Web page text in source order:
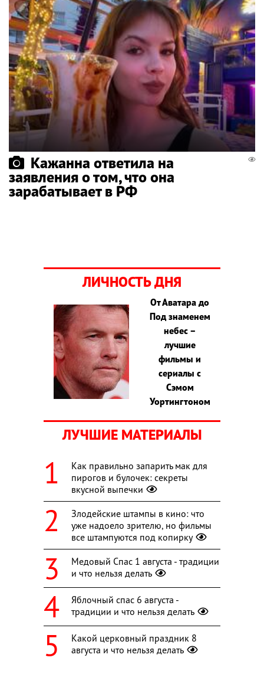
Кажанна ответила на
заявления о том, что она
зарабатывает в РФ
ЛИЧНОСТЬ ДНЯ
От Аватара до
Под знаменем
небес –
лучшие
фильмы и
сериалы с
Сэмом
Уортингтоном
ЛУЧШИЕ МАТЕРИАЛЫ
Как правильно запарить мак для
пирогов и булочек: секреты
вкусной выпечки
Злодейские штампы в кино: что
уже надоело зрителю, но фильмы
все штампуются под копирку
Медовый Спас 1 августа - традиции
и что нельзя делать
Яблочный спас 6 августа -
традиции и что нельзя делать
Какой церковный праздник 8
августа и что нельзя делать